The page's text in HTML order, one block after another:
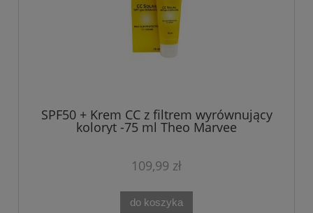
SPF50 + Krem CC z filtrem wyrównujący
koloryt -75 ml Theo Marvee
109,99 zł
do koszyka